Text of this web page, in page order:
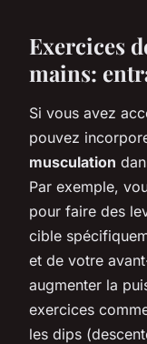
Exercices
mains:
Si vous avez
pouvez
musculation
Par exemple,
pour faire des
cible
et de votre
augmenter la
exercices
les dips